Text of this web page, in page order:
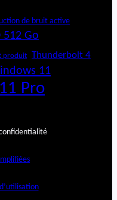
de bruit active
512 Go
produit Thunderbolt 4
11
Pro